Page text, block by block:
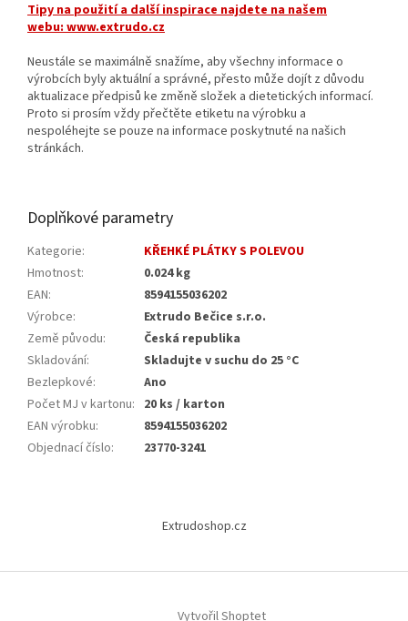
Tipy na použití a další inspirace najdete na našem
webu:www.extrudo.cz
Neustále se maximálně snažíme, aby všechny informace o
výrobcích byly aktuální a správné, přesto může dojít z důvodu
aktualizace předpisů ke změně složek a dietetických informací.
Proto si prosím vždy přečtěte etiketu na výrobku a
nespoléhejte se pouze na informace poskytnuté na našich
stránkách.
Doplňkové parametry
Kategorie:
KŘEHKÉ PLÁTKY S POLEVOU
Hmotnost:
0.024 kg
EAN:
8594155036202
Výrobce:
Extrudo Bečice s.r.o.
Země původu:
Česká republika
Skladování:
Skladujte v suchu do 25 °C
Bezlepkové:
Ano
Počet MJ v kartonu: 20 ks / karton
EAN výrobku:
8594155036202
Objednací číslo: 23770-3241
Extrudoshop.cz
Vytvořil Shoptet